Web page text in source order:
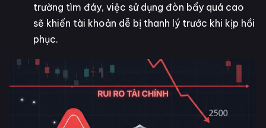
trường tìm đáy, việc sử dụng đòn bẩy quá cao
sẽ khiến tài khoản dễ bị thanh lý trước khi kịp hồi
phục.